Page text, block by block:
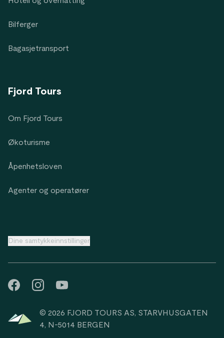
Bilferger
Bagasjetransport
Fjord Tours
Om Fjord Tours
Økoturisme
Åpenhetsloven
Agenter og operatører
Dine samtykkeinnstillinger
© 2026 FJORD TOURS AS, STARVHUSGATEN
4, N-5014 BERGEN